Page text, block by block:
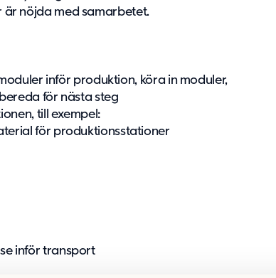
nöjda med samarbetet.
inför produktion, köra in moduler,
för nästa steg
till exempel:
för produktionsstationer
inför transport